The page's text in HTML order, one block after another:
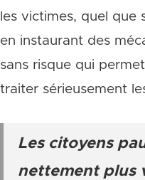
les victimes, quel que
en instaurant des
sans risque qui
traiter sérieusement
Les citoyens
nettement plus